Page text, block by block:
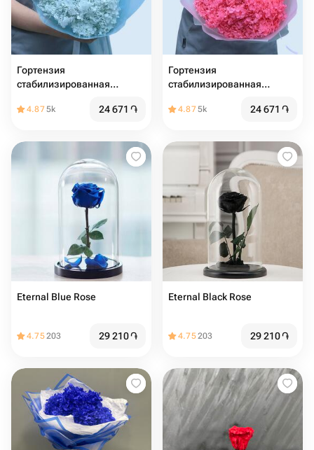
Гортензия
стабилизированная
4.875k 24 671 ֏
Гортензия
стабилизированная
4.875k 24 671 ֏
Eternal Blue Rose
4.75203 29 210֏
Eternal Black Rose
4.75203 29 210֏